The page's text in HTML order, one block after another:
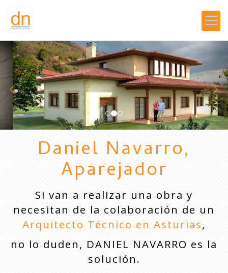
prev
Daniel Navarro,
Aparejador
Si van a realizar una obra y
necesitan de la colaboración de un
Arquitecto Técnico en Asturias,
no lo duden, DANIEL NAVARRO es la
solución.